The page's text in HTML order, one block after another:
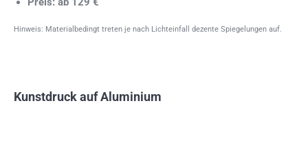
Hinweis: Materialbedingt treten je nach Lichteinfall dezente Spiegelungen auf.
Kunstdruck auf Aluminium